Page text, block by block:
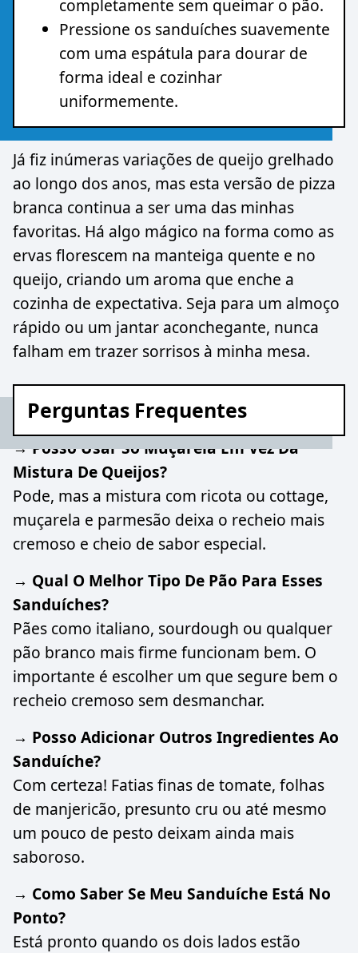
completamente sem queimar o pão.
Pressione os sanduíches suavemente
com uma espátula para dourar de
forma ideal e cozinhar
uniformemente.
Já fiz inúmeras variações de queijo grelhado
ao longo dos anos, mas esta versão de pizza
branca continua a ser uma das minhas
favoritas. Há algo mágico na forma como as
ervas florescem na manteiga quente e no
queijo, criando um aroma que enche a
cozinha de expectativa. Seja para um almoço
rápido ou um jantar aconchegante, nunca
falham em trazer sorrisos à minha mesa.
Perguntas Frequentes
→ Posso Usar Só Muçarela Em Vez Da
Mistura De Queijos?
Pode, mas a mistura com ricota ou cottage,
muçarela e parmesão deixa o recheio mais
cremoso e cheio de sabor especial.
→ Qual O Melhor Tipo De Pão Para Esses
Sanduíches?
Pães como italiano, sourdough ou qualquer
pão branco mais firme funcionam bem. O
importante é escolher um que segure bem o
recheio cremoso sem desmanchar.
→ Posso Adicionar Outros Ingredientes Ao
Sanduíche?
Com certeza! Fatias finas de tomate, folhas
de manjericão, presunto cru ou até mesmo
um pouco de pesto deixam ainda mais
saboroso.
→ Como Saber Se Meu Sanduíche Está No
Ponto?
Está pronto quando os dois lados estão